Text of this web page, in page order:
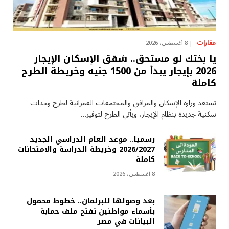
عقارات 8 أغسطس، 2026
يا بختك لو مستحق.. شقق الإسكان الإيجار
2026 بإيجار يبدأ من 1500 جنيه وخريطة الطرح
كاملة
تستعد وزارة الإسكان والمرافق والمجتمعات العمرانية لطرح وحدات
سكنية جديدة بنظام الإيجار، ويأتي الطرح لتوفير…
رسميا.. موعد العام الدراسي الجديد
2026/2027 وخريطة الدراسة والامتحانات
كاملة
8 أغسطس، 2026
بعد وصولها للبرلمان.. خطوط محمول
بأسماء مواطنين تفتح ملف حماية
البيانات في مصر